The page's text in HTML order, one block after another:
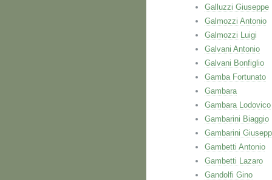
Galluzzi Giuseppe
Galmozzi Antonio
Galmozzi Luigi
Galvani Antonio
Galvani Bonfiglio
Gamba Fortunato
Gambara
Gambara Lodovico
Gambarini Biaggio
Gambarini
Gambetti Antonio
Gambetti Lazaro
Gandolfi Gino